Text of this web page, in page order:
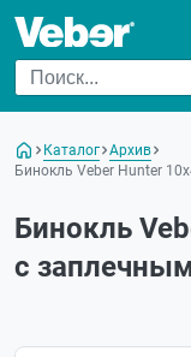
Каталог Архив
Бинокль Veber Hunter
Бинокль
с